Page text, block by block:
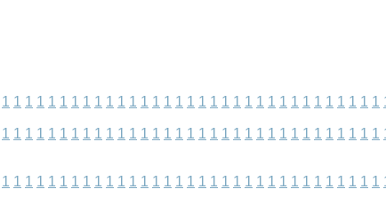
1 1 1 1 1 1 1 1 1 1 1 1 1 1 1 1 1 1 1 1 1 1 1 1 1 1 1 1 1 1 1 1 1
1 1 1 1 1 1 1 1 1 1 1 1 1 1 1 1 1 1 1 1 1 1 1 1 1 1 1 1 1 1 1 1 1
1 1 1 1 1 1 1 1 1 1 1 1 1 1 1 1 1 1 1 1 1 1 1 1 1 1 1 1 1 1 1 1 1